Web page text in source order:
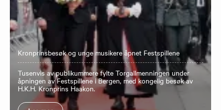
Kronprinsbesøk og unge musikere åpnet Festspillene
Tusenvis av publikummere fylte Torgallmenningen under
åpningen av Festspillene i Bergen, med kongelig besøk av
H.K.H. Kronprins Haakon.